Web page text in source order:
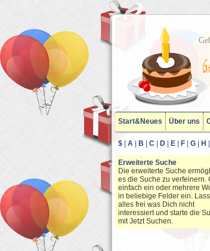
Start&Neues Über uns
$ A B C D E F G H
Erweiterte Suche
Die erweiterte Suche
es die Suche zu verfeinern.
einfach ein oder mehrere
in beliebige Felder ein. Lass
alles frei was Dich nicht
interessiert und starte die
mit Jetzt Suchen.